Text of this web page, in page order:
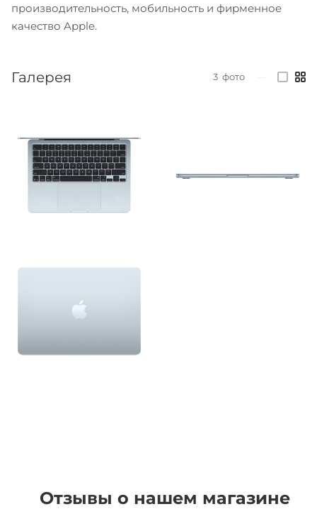
производительность, мобильность и фирменное
качество Apple.
Галерея 3 фото
Отзывы о нашем магазине